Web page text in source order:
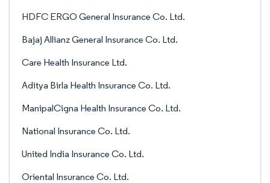
HDFC ERGO General Insurance Co. Ltd.
Bajaj Allianz General Insurance Co. Ltd.
Care Health Insurance Ltd.
Aditya Birla Health Insurance Co. Ltd.
ManipalCigna Health Insurance Co. Ltd.
National Insurance Co. Ltd.
United India Insurance Co. Ltd.
Oriental Insurance Co. Ltd.